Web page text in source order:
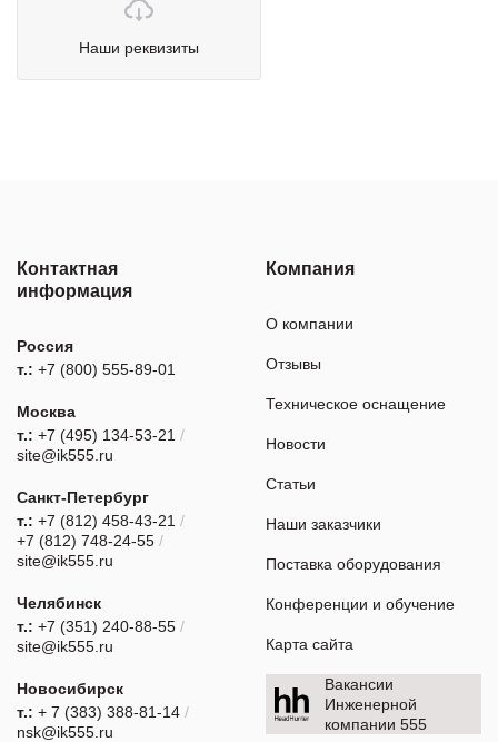
оборудования:
г. Москва, Ленинская слобода, д.19, 1 этаж, офис 1 083,
БЦ “Омега Плаза”
Написать в отдел гарантии
+7 (921) 373-21-58
Написать в отдел гарантии
Наши реквизиты
Контактная
информация
Россия
т.: +7 (800) 555-89-01
Москва
т.: +7 (495) 134-53-21 /
site@ik555.ru
Санкт-Петербург
т.: +7 (812) 458-43-21 /
+7 (812) 748-24-55 /
site@ik555.ru
Челябинск
т.: +7 (351) 240-88-55 /
site@ik555.ru
Новосибирск
т.: + 7 (383) 388-81-14 /
nsk@ik555.ru
Компания
О компании
Отзывы
Техническое оснащение
Новости
Статьи
Наши заказчики
Поставка оборудования
Конференции и обучение
Карта сайта
Вакансии
Инженерной
компании 555